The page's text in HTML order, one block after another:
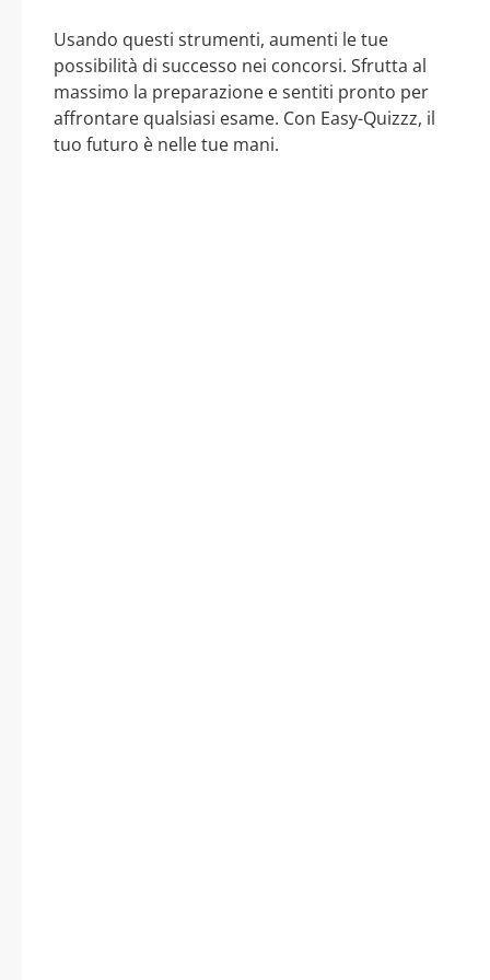
Usando questi strumenti, aumenti le tue
possibilità di successo nei concorsi. Sfrutta al
massimo la preparazione e sentiti pronto per
affrontare qualsiasi esame. Con Easy-Quizzz, il
tuo futuro è nelle tue mani.